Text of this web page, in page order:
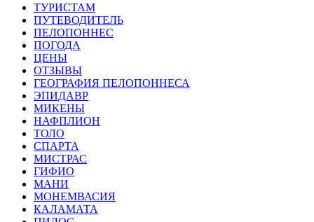
ТУРИСТАМ
ПУТЕВОДИТЕЛЬ
ПЕЛОПОННЕС
ПОГОДА
ЦЕНЫ
ОТЗЫВЫ
ГЕОГРАФИЯ ПЕЛОПОННЕСА
ЭПИДАВР
МИКЕНЫ
НАФПЛИОН
ТОЛО
СПАРТА
МИСТРАС
ГИФИО
МАНИ
МОНЕМВАСИЯ
КАЛАМАТА